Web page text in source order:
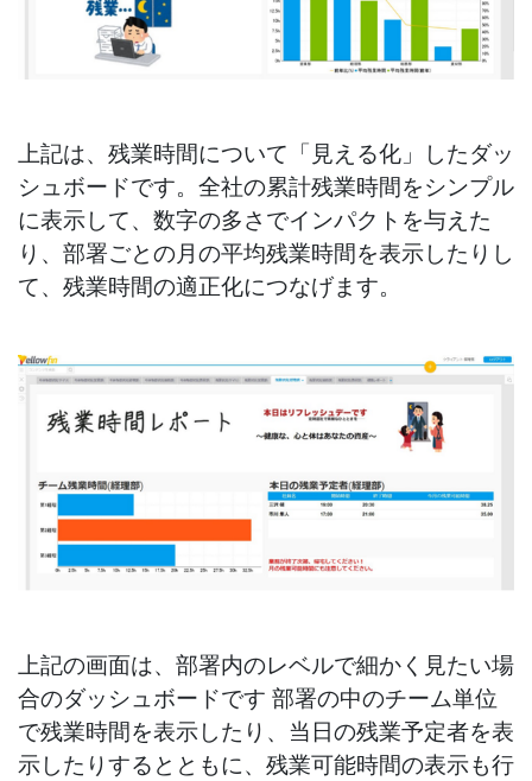
上記は、残業時間について「見える化」したダッ
シュボードです。全社の累計残業時間をシンプル
に表示して、数字の多さでインパクトを与えた
り、部署ごとの月の平均残業時間を表示したりし
て、残業時間の適正化につなげます。
上記の画面は、部署内のレベルで細かく見たい場
合のダッシュボードです 部署の中のチーム単位
で残業時間を表示したり、当日の残業予定者を表
示したりするとともに、残業可能時間の表示も行